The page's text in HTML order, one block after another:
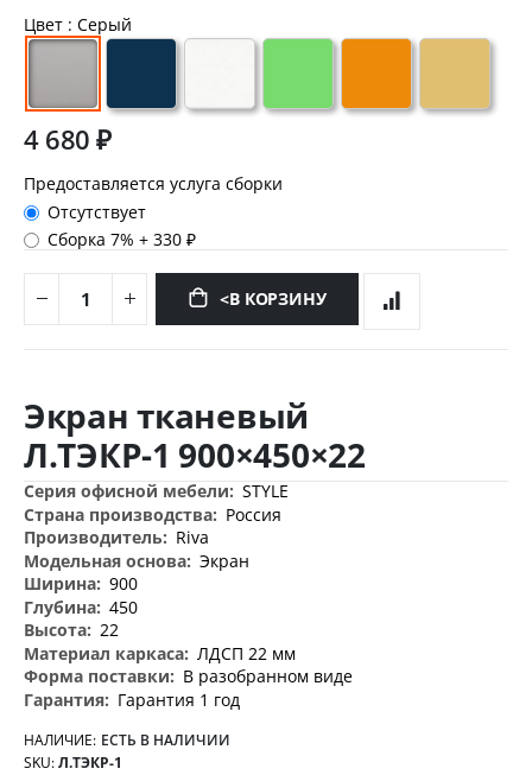
Цвет : Серый
4 680 ₽
Предоставляется услуга сборки
Отсутствует
Сборка 7%+330 ₽
<В КОРЗИНУ
началу
галереи
изображений
Экран тканевый
Л.ТЭКР-1 900×450×22
Дополнительная
информация
STYLE
Россия
Riva
Экран
900
450
22
ЛДСП 22 мм
В разобранном виде
Гарантия 1 год
НАЛИЧИЕ: ЕСТЬ В НАЛИЧИИ
SKU Л.ТЭКР-1